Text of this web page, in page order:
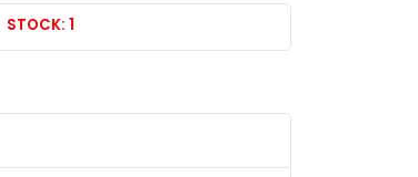
STOCK: 1